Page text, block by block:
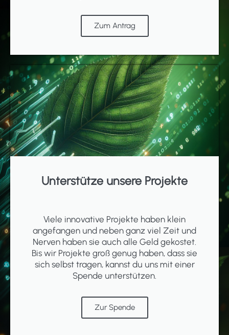
Zum Antrag
Unterstütze unsere Projekte
Viele innovative Projekte haben klein
angefangen und neben ganz viel Zeit und
Nerven haben sie auch alle Geld gekostet.
Bis wir Projekte groß genug haben, dass sie
sich selbst tragen, kannst du uns mit einer
Spende unterstützen.
Zur Spende